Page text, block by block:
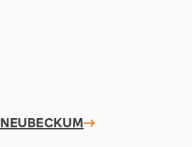
NEUBECKUM